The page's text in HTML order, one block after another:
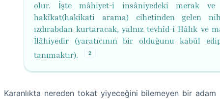
olur. İşte mâhiyet-i insâniyedeki merak ve
hakîkat(hakîkati arama) cihetinden gelen
ızdırabdan kurtaracak, yalnız tevhîd-i Hâlık ve
İlâhiyedir (yaratıcının bir olduğunu kabûl
tanımaktır).
2
Karanlıkta nereden tokat yiyeceğini bilemeyen bir adam